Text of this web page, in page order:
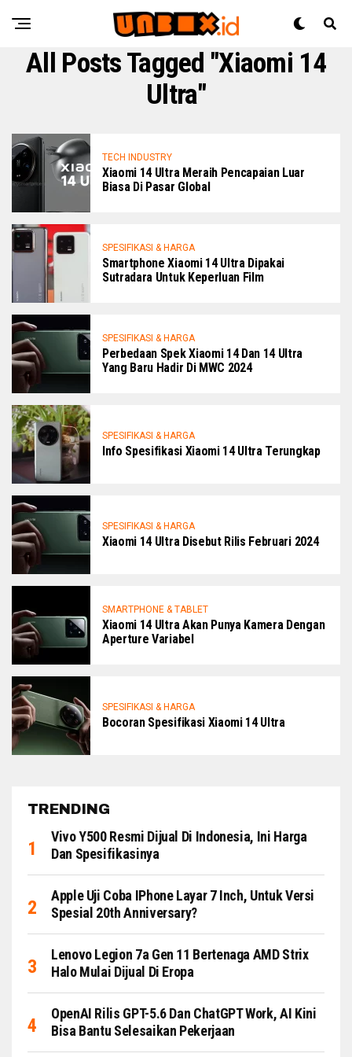
All Posts Tagged "Xiaomi 14
Ultra"
TECH INDUSTRY
Xiaomi 14 Ultra Meraih Pencapaian Luar
Biasa Di Pasar Global
SPESIFIKASI & HARGA
Smartphone Xiaomi 14 Ultra Dipakai
Sutradara Untuk Keperluan Film
SPESIFIKASI & HARGA
Perbedaan Spek Xiaomi 14 Dan 14 Ultra
Yang Baru Hadir Di MWC 2024
SPESIFIKASI & HARGA
Info Spesifikasi Xiaomi 14 Ultra Terungkap
SPESIFIKASI & HARGA
Xiaomi 14 Ultra Disebut Rilis Februari 2024
SMARTPHONE & TABLET
Xiaomi 14 Ultra Akan Punya Kamera Dengan
Aperture Variabel
SPESIFIKASI & HARGA
Bocoran Spesifikasi Xiaomi 14 Ultra
TRENDING
Vivo Y500 Resmi Dijual Di Indonesia, Ini Harga
Dan Spesifikasinya
Apple Uji Coba IPhone Layar 7 Inch, Untuk Versi
Spesial 20th Anniversary?
Lenovo Legion 7a Gen 11 Bertenaga AMD Strix
Halo Mulai Dijual Di Eropa
OpenAI Rilis GPT-5.6 Dan ChatGPT Work, AI Kini
Bisa Bantu Selesaikan Pekerjaan